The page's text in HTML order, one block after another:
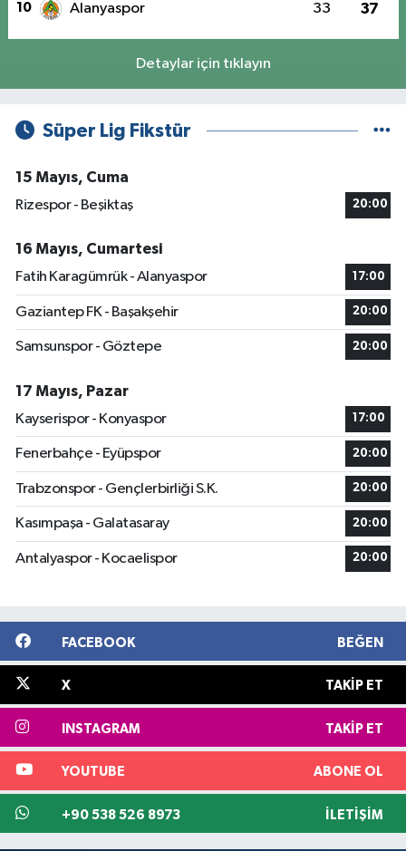
10 Alanyaspor 33 37
Detaylar için tıklayın
Süper Lig Fikstür
15 Mayıs, Cuma
Rizespor - Beşiktaş
20:00
16 Mayıs, Cumartesi
Fatih Karagümrük - Alanyaspor
17:00
Gaziantep FK - Başakşehir 20:00
Samsunspor - Göztepe 20:00
17 Mayıs, Pazar
Kayserispor - Konyaspor
17:00
Fenerbahçe - Eyüpspor 20:00
Trabzonspor - Gençlerbirliği S.K. 20:00
Kasımpaşa - Galatasaray 20:00
Antalyaspor - Kocaelispor 20:00
FACEBOOK BEĞEN
X TAKIP ET
INSTAGRAM TAKIP ET
YOUTUBE ABONE OL
+90 538 526 8973 İLETIŞIM